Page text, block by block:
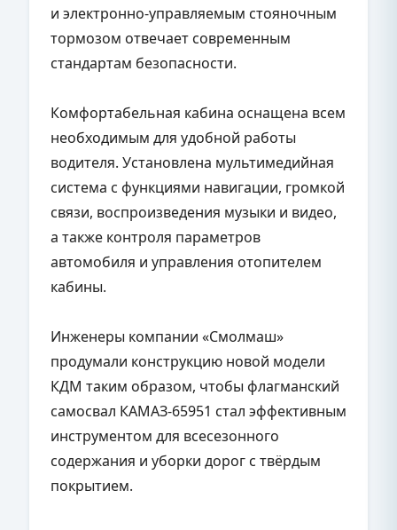
и электронно-управляемым стояночным
тормозом отвечает современным
стандартам безопасности.
Комфортабельная кабина оснащена всем
необходимым для удобной работы
водителя. Установлена мультимедийная
система с функциями навигации, громкой
связи, воспроизведения музыки и видео,
а также контроля параметров
автомобиля и управления отопителем
кабины.
Инженеры компании «Смолмаш»
продумали конструкцию новой модели
КДМ таким образом, чтобы флагманский
самосвал КАМАЗ-65951 стал эффективным
инструментом для всесезонного
содержания и уборки дорог с твёрдым
покрытием.